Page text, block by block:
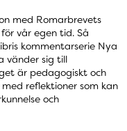
med Romarbrevets
vår egen tid. Så
kommentarserie Nya
vänder sig till
är pedagogiskt och
reflektioner som kan
och